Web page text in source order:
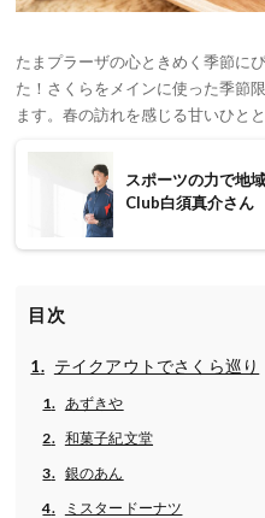
たまプラーザの心ときめく季節に
た！さくらをメインに使った季節
ます。春の訪れを感じる甘いひと
スポーツの力で地
Club白須真介さん
目次
テイクアウトでさくら巡り
あずきや
和菓子紀文堂
銀のあん
ミスタードーナツ